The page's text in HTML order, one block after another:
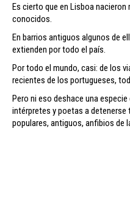
Es cierto que en Lisboa
conocidos.
En barrios antiguos algunos de
extienden por todo el país.
Por todo el mundo, casi: de los
recientes de los portugueses,
Pero ni eso deshace una
intérpretes y poetas a
populares, antiguos, anfibios de